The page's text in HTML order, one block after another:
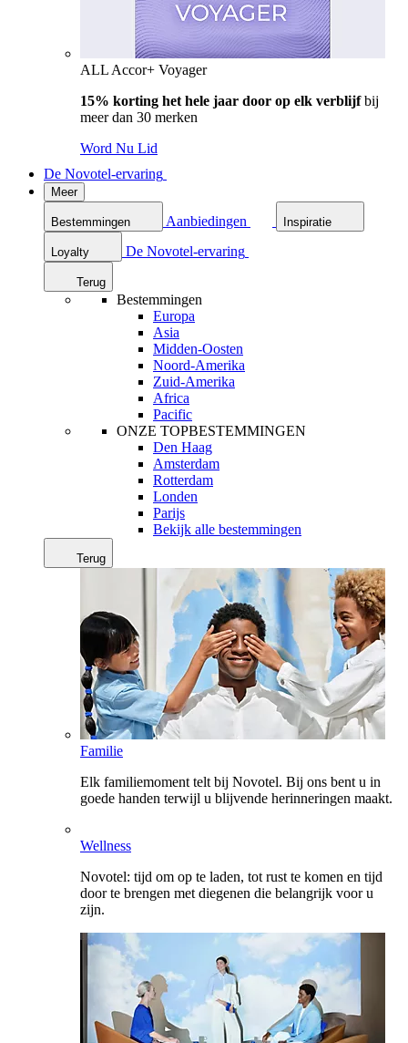
ALL Accor+ Voyager
15% korting het hele jaar door op elk verblijfbij
meer dan 30 merken
Word Nu Lid
De Novotel-ervaring
Meer
Bestemmingen Aanbiedingen Inspiratie
Loyalty De Novotel-ervaring
Terug
Bestemmingen
Europa
Asia
Midden-Oosten
Noord-Amerika
Zuid-Amerika
Africa
Pacific
ONZE TOPBESTEMMINGEN
Den Haag
Amsterdam
Rotterdam
Londen
Parijs
Bekijk alle bestemmingen
Terug
Familie
Elk familiemoment telt bij Novotel. Bij ons bent u in
goede handen terwijl u blijvende herinneringen maakt.
Wellness
Novotel: tijd om op te laden, tot rust te komen en tijd
door te brengen met diegenen die belangrijk voor u
zijn.